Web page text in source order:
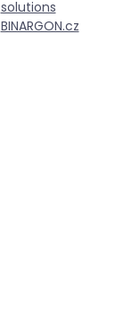
solutions
BINARGON.cz